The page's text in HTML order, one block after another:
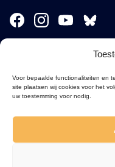
Voor bepaalde functionaliteiten en
site plaatsen wij cookies voor het
uw toestemming voor nodig.